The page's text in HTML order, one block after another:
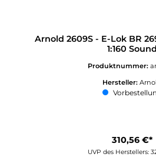
Arnold 2609S - E-Lok BR
1:160 Sound
Produktnummer:
Hersteller:
310,56 €*
UVP des Herstellers: